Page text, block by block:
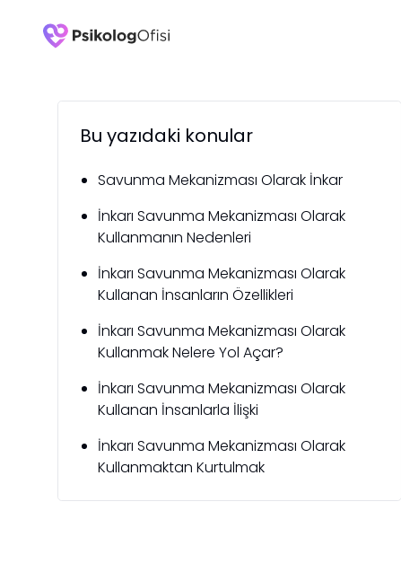
Bu yazıdaki konular
Savunma Mekanizması Olarak İnkar
İnkarı Savunma Mekanizması Olarak
Kullanmanın Nedenleri
İnkarı Savunma Mekanizması Olarak
Kullanan İnsanların Özellikleri
İnkarı Savunma Mekanizması Olarak
Kullanmak Nelere Yol Açar?
İnkarı Savunma Mekanizması Olarak
Kullanan İnsanlarla İlişki
İnkarı Savunma Mekanizması Olarak
Kullanmaktan Kurtulmak